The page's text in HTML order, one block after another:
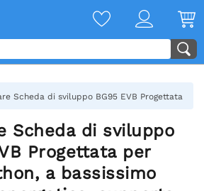
Scheda di sviluppo BG95 EVB Progettata
Scheda di sviluppo
Progettata per
a bassissimo